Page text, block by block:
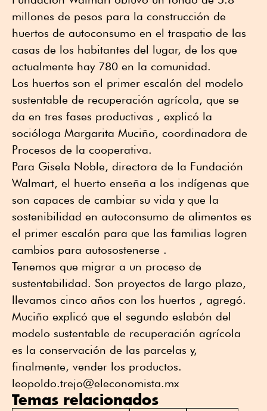
millones de pesos para la construcción de
huertos de autoconsumo en el traspatio de las
casas de los habitantes del lugar, de los que
actualmente hay 780 en la comunidad.
Los huertos son el primer escalón del modelo
sustentable de recuperación agrícola, que se
da en tres fases productivas , explicó la
socióloga Margarita Muciño, coordinadora de
Procesos de la cooperativa.
Para Gisela Noble, directora de la Fundación
Walmart, el huerto enseña a los indígenas que
son capaces de cambiar su vida y que la
sostenibilidad en autoconsumo de alimentos es
el primer escalón para que las familias logren
cambios para autosostenerse .
Tenemos que migrar a un proceso de
sustentabilidad. Son proyectos de largo plazo,
llevamos cinco años con los huertos , agregó.
Muciño explicó que el segundo eslabón del
modelo sustentable de recuperación agrícola
es la conservación de las parcelas y,
finalmente, vender los productos.
leopoldo.trejo@eleconomista.mx
Temas relacionados